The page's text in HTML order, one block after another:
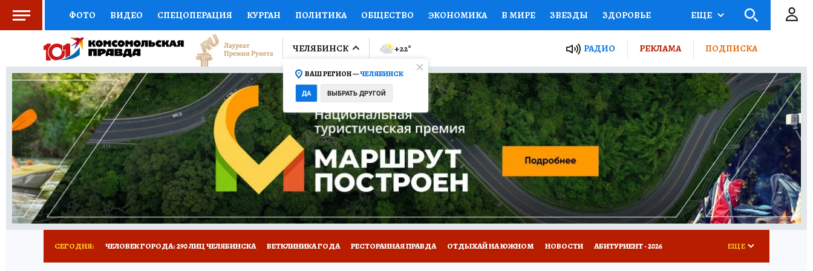
ФОТО ВИДЕО СПЕЦОПЕРАЦИЯ КУРГАН ПОЛИТИКА ОБЩЕСТВО ЭКОНОМИКА В МИРЕ ЗВЕЗДЫ ЗДОРОВЬЕ
СОЦПОДДЕРЖКА НАУКА СПОРТ КОЛУМНИСТЫ ПРОИСШЕСТВИЯ НАЦИОНАЛЬНЫЕ ПРОЕКТЫ РОССИИ
ВЫБОР ЭКСПЕРТОВ ДОКТОР ФИНАНСЫ ОТКРЫВАЕМ МИР Я ЗНАЮ СЕМЬЯ ЖЕНСКИЕ СЕКРЕТЫ ПУТЕВОДИТЕЛЬ
КНИЖНАЯ ПОЛКА ПРОГНОЗЫ НА СПОРТ ПРОМОКОДЫ СЕРИАЛЫ СПЕЦПРОЕКТЫ ДЕФИЦИТ ЖЕЛЕЗА ТУРИЗМ
ПРЕСС-ЦЕНТР НЕДВИЖИМОСТЬ ТЕЛЕВИЗОР КОЛЛЕКЦИИ КОНКУРСЫ РАБОТА У НАС ГИД ПОТРЕБИТЕЛЯ ВСЕ О КП
РАДИО КП ТЕСТЫ НОВОЕ НА САЙТЕ
ЕЩЕ
ЧЕЛЯБИНСК
ВАШ РЕГИОН —ЧЕЛЯБИНСК
ДА ВЫБРАТЬ ДРУГОЙ
+22° РАДИО РЕКЛАМА ПОДПИСКА
СЕГОДНЯ: ЧЕЛОВЕК ГОРОДА: 290 ЛИЦ ЧЕЛЯБИНСКА ВЕТКЛИНИКА ГОДА РЕСТОРАННАЯ ПРАВДА ОТДЫХАЙ НА ЮЖНОМ НОВОСТИ АБИТУРИЕНТ - 2026 ЕЩЕ